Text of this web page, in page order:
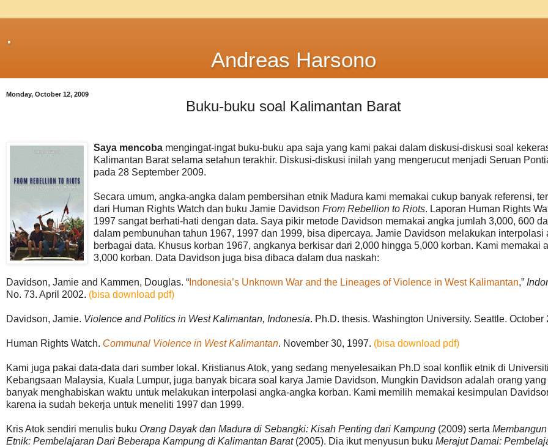
.
Andreas Harsono
Monday, October 12, 2009
Buku-buku soal Kalimantan Barat
Saya mencoba mengingat-ingat buku-buku apa saja yang kami pakai dalam diskusi-diskusi soal
Kalimantan Barat selama setahun terakhir. Diskusi-diskusi inilah yang mengerucut menjadi Seruan
pada 28 September 2009.
Secara umum, angka-angka dalam pembersihan etnik Madura kami memakai cukup banyak referensi,
dari Human Rights Watch dan buku Jamie Davidson From Rebellion to Riots. Laporan Human Rights
1997 sangat berhati-hati dengan data. Saya pikir metode Davidson memakai angka jumlah 3,000, 600
dalam pembunuhan tahun 1967, 1997 dan 1999, bisa dipercaya. Jamie Davidson melakukan interpolasi
berbagai data. Khusus korban 1967, angkanya berkisar dari 2,000 hingga 5,000 korban. Kami memakai
3,000 korban. Data Davidson juga bisa dibaca dalam dua naskah:
Davidson, Jamie and Kammen, Douglas. “ Indonesia’s Unknown War and the Lineages of Violence in West Kalimantan,”
No. 73. April 2002. (bisa download pdf)
Davidson, Jamie. Violence and Politics in West Kalimantan, Indonesia. Ph.D. thesis. Washington University. Seattle. October
Human Rights Watch. Communal Violence in West Kalimantan. November 30, 1997. (bisa download pdf)
Kami juga pakai data-data dari sumber lokal. Kristianus Atok, yang sedang menyelesaikan Ph.D soal konflik etnik di Universiti
Kebangsaan Malaysia, Kuala Lumpur, juga banyak bicara soal karya Jamie Davidson. Mungkin Davidson adalah orang
banyak menghabiskan waktu untuk melakukan interpolasi angka-angka korban. Kami memilih memakai kesimpulan
karena ia sudah bekerja untuk meneliti 1997 dan 1999.
Kris Atok sendiri menulis buku Orang Dayak dan Madura di Sebangki: Kisah Penting dari Kampung (2009) serta
Etnik: Pembelajaran Dari Beberapa Kampung di Kalimantan Barat(2005). Dia ikut menyusun buku Merajut Damai: